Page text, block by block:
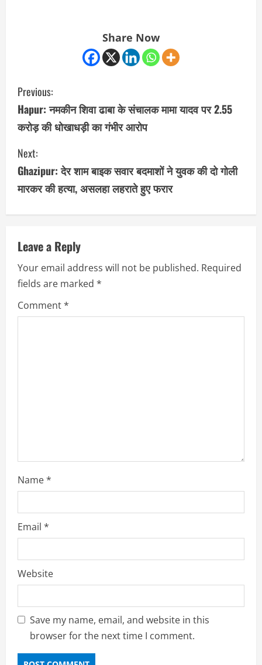
Share Now
C
o
n
t
i
n
e
R
e
Previous:
Hapur: नमकीन शिवा ढाबा के संचालक मामा यादव पर 2.55
करोड़ की धोखाधड़ी का गंभीर आरोप
Next:
Ghazipur: देर शाम बाइक सवार बदमाशों ने युवक की दो गोली
मारकर की हत्या, असलहा लहराते हुए फरार
Leave a Reply
Your email address will not be published. Required
fields are marked *
Comment*
Name*
Email *
Website
Save my name, email, and website in this
browser for the next time I comment.